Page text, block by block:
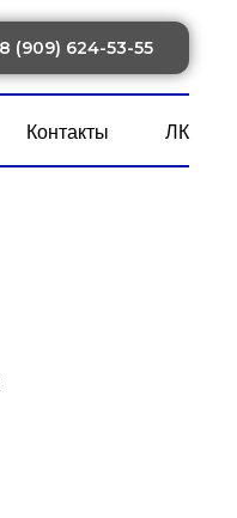
8 (909) 624-53-55
Контакты ЛК